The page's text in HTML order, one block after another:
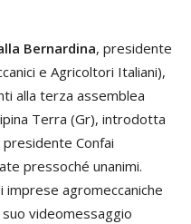
Bernardina, presidente
e Agricoltori Italiani),
alla terza assemblea
Terra (Gr), introdotta
presidente Confai
pressoché unanimi.
imprese agromeccaniche
videomessaggio